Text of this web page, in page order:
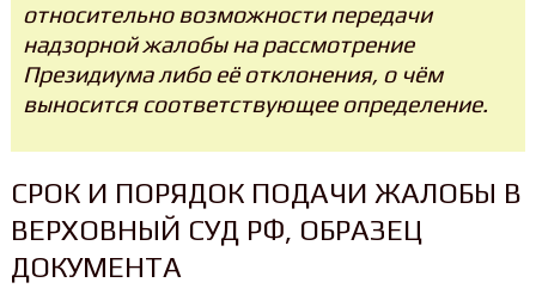
относительно возможности передачи
надзорной жалобы на рассмотрение
Президиума либо её отклонения, о чём
выносится соответствующее определение.
СРОК И ПОРЯДОК ПОДАЧИ ЖАЛОБЫ В
ВЕРХОВНЫЙ СУД РФ, ОБРАЗЕЦ
ДОКУМЕНТА